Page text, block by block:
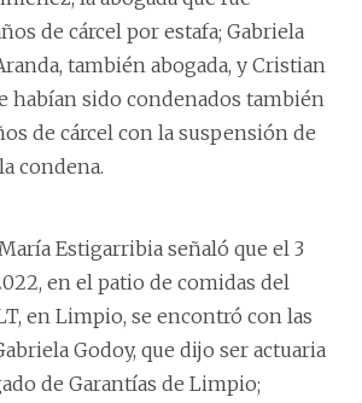
de cárcel por estafa; Gabriela
también abogada, y Cristian
habían sido condenados también
de cárcel con la suspensión de
condena.
Estigarribia señaló que el 3
en el patio de comidas del
en Limpio, se encontró con las
Godoy, que dijo ser actuaria
de Garantías de Limpio;